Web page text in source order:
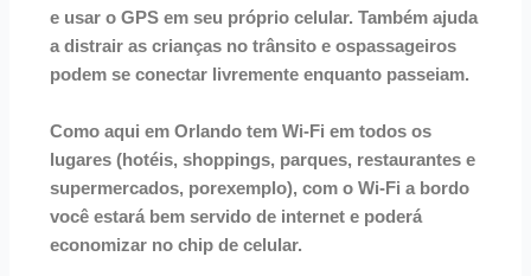
e usar o GPS em seu próprio celular. Também ajuda
a distrair as crianças no trânsito e ospassageiros
podem se conectar livremente enquanto passeiam.
Como aqui em Orlando tem Wi-Fi em todos os
lugares (hotéis, shoppings, parques, restaurantes e
supermercados, porexemplo), com o Wi-Fi a bordo
você estará bem servido de internet e poderá
economizar no chip de celular.